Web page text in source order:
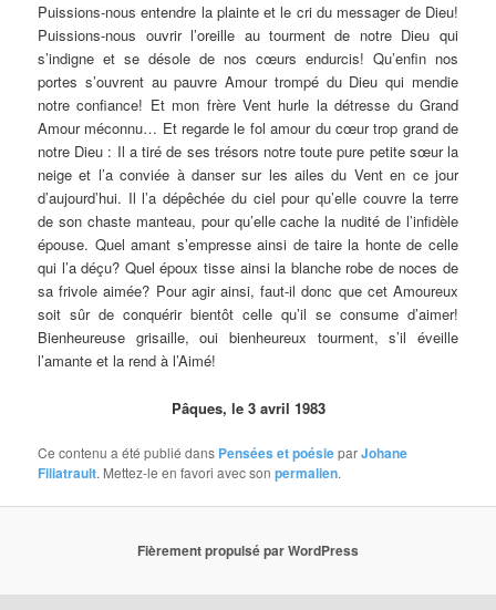
Puissions-nous entendre la plainte et le cri du messager de Dieu!
Puissions-nous ouvrir l’oreille au tourment de notre Dieu qui
s’indigne et se désole de nos cœurs endurcis! Qu’enfin nos
portes s’ouvrent au pauvre Amour trompé du Dieu qui mendie
notre confiance! Et mon frère Vent hurle la détresse du Grand
Amour méconnu… Et regarde le fol amour du cœur trop grand de
notre Dieu : Il a tiré de ses trésors notre toute pure petite sœur la
neige et l’a conviée à danser sur les ailes du Vent en ce jour
d’aujourd’hui. Il l’a dépêchée du ciel pour qu’elle couvre la terre
de son chaste manteau, pour qu’elle cache la nudité de l’infidèle
épouse. Quel amant s’empresse ainsi de taire la honte de celle
qui l’a déçu? Quel époux tisse ainsi la blanche robe de noces de
sa frivole aimée? Pour agir ainsi, faut-il donc que cet Amoureux
soit sûr de conquérir bientôt celle qu’il se consume d’aimer!
Bienheureuse grisaille, oui bienheureux tourment, s’il éveille
l’amante et la rend à l’Aimé!
Pâques, le 3 avril 1983
Ce contenu a été publié dans Pensées et poésieparJohane
Filiatrault. Mettez-le en favori avec sonpermalien.
Fièrement propulsé par WordPress